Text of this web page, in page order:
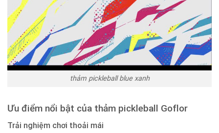
thảm pickleball blue xanh
Ưu điểm nổi bật của thảm pickleball Goflor
Trải nghiệm chơi thoải mái